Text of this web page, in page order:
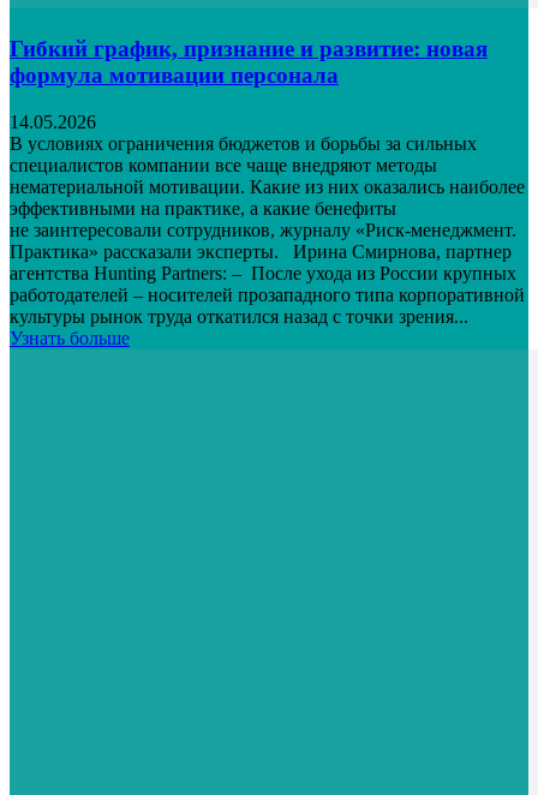
Гибкий график, признание и развитие: новая
формула мотивации персонала
14.05.2026
В условиях ограничения бюджетов и борьбы за сильных
специалистов компании все чаще внедряют методы
нематериальной мотивации. Какие из них оказались наиболее
эффективными на практике, а какие бенефиты
не заинтересовали сотрудников, журналу «Риск-менеджмент.
Практика» рассказали эксперты. Ирина Смирнова, партнер
агентства Hunting Partners: – После ухода из России крупных
работодателей – носителей прозападного типа корпоративной
культуры рынок труда откатился назад с точки зрения...
Узнать больше